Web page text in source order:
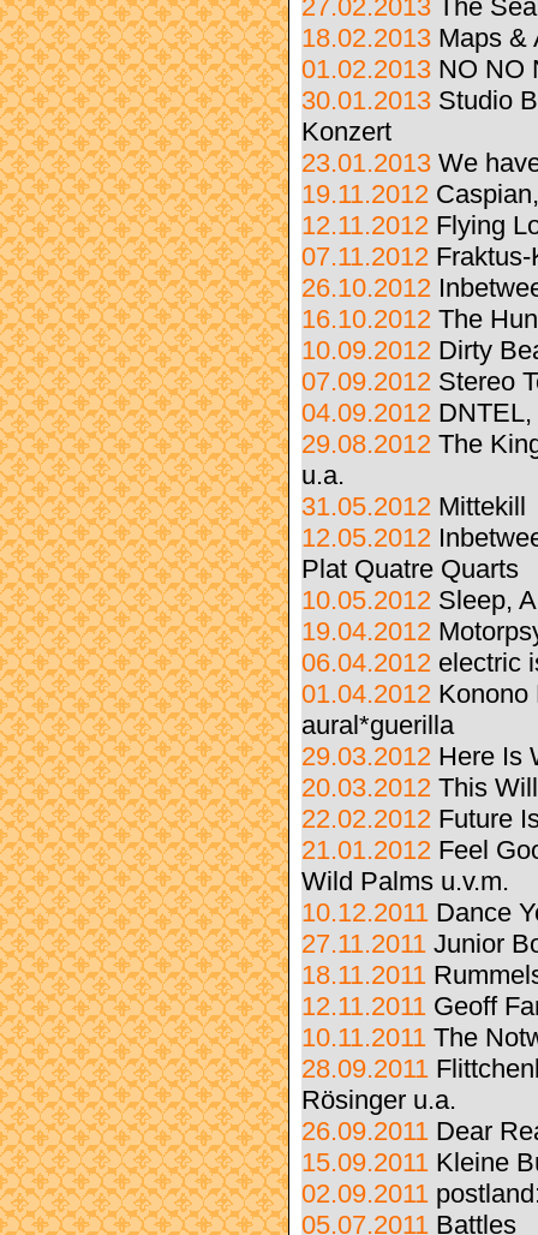
27.02.2013
The
18.02.2013 Maps &
01.02.2013 NO NO
30.01.2013 Studio
Konzert
23.01.2013 We
19.11.2012
12.11.2012 Flying
07.11.2012
26.10.2012
16.10.2012 The
10.09.2012 Dirty
07.09.2012 Stereo
04.09.2012
29.08.2012 The
u.a.
31.05.2012 Mittekill
12.05.2012
Plat Quatre Quarts
10.05.2012 Sleep,
19.04.2012
06.04.2012 electric
01.04.2012 Konono
aural*guerilla
29.03.2012 Here Is
20.03.2012 This
22.02.2012 Future
21.01.2012 Feel
Wild Palms u.v.m.
10.12.2011 Dance
27.11.2011 Junior
18.11.2011
12.11.2011 Geoff
10.11.2011 The
28.09.2011
Rösinger u.a.
26.09.2011 Dear
15.09.2011 Kleine
02.09.2011
05.07.2011 Battles